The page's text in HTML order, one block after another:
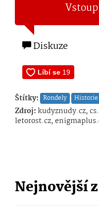
Diskuze
Štítky: Rondely Historie
Zdroj:kudyznudy.cz,
letorost.cz,
Nejnovější